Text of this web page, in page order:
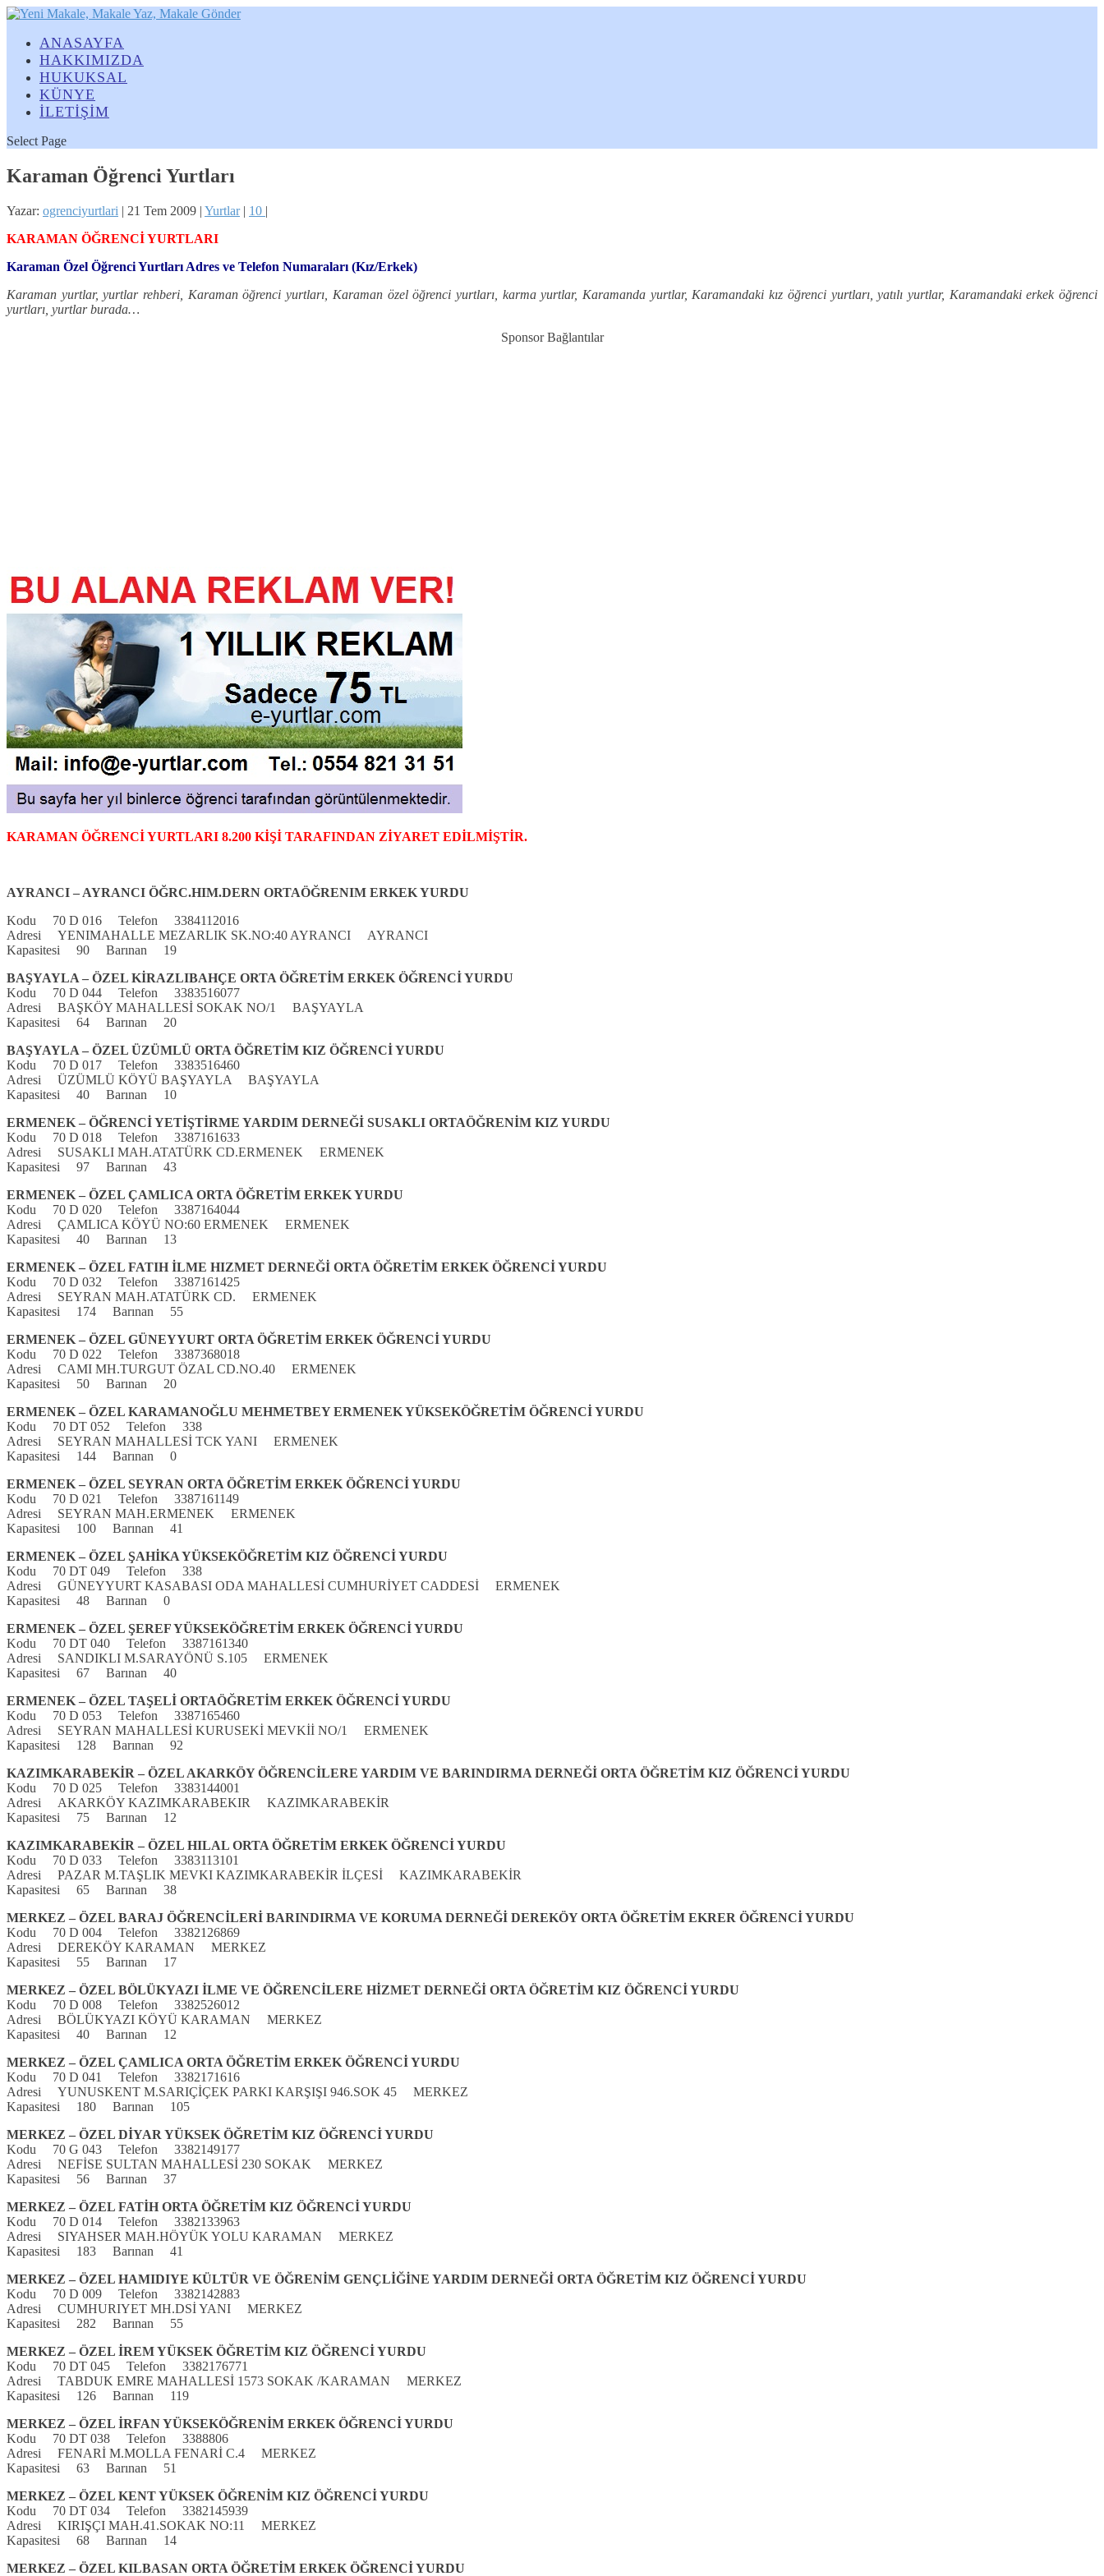
ANASAYFA
HAKKIMIZDA
HUKUKSAL
KÜNYE
İLETİŞİM
Select Page
Karaman Öğrenci Yurtları
Yazar: ogrenciyurtlari | 21 Tem 2009 | Yurtlar| 10 |
KARAMAN ÖĞRENCİ YURTLARI
Karaman Özel Öğrenci Yurtları Adres ve Telefon Numaraları (Kız/Erkek)
Karaman yurtlar, yurtlar rehberi, Karaman öğrenci yurtları, Karaman özel öğrenci yurtları, karma yurtlar, Karamanda yurtlar, Karamandaki kız öğrenci yurtları, yatılı yurtlar, Karamandaki erkek öğrenci
yurtları, yurtlar burada…
Sponsor Bağlantılar
KARAMAN ÖĞRENCİ YURTLARI 8.200 KİŞİ TARAFINDAN ZİYARET EDİLMİŞTİR.
AYRANCI – AYRANCI ÖĞRC.HIM.DERN ORTAÖĞRENIM ERKEK YURDU
Kodu 70 D 016 Telefon 3384112016
Adresi YENIMAHALLE MEZARLIK SK.NO:40 AYRANCI AYRANCI
Kapasitesi 90 Barınan 19
BAŞYAYLA – ÖZEL KİRAZLIBAHÇE ORTA ÖĞRETİM ERKEK ÖĞRENCİ YURDU
Kodu 70 D 044 Telefon 3383516077
Adresi BAŞKÖY MAHALLESİ SOKAK NO/1 BAŞYAYLA
Kapasitesi 64 Barınan 20
BAŞYAYLA – ÖZEL ÜZÜMLÜ ORTA ÖĞRETİM KIZ ÖĞRENCİ YURDU
Kodu 70 D 017 Telefon 3383516460
Adresi ÜZÜMLÜ KÖYÜ BAŞYAYLA BAŞYAYLA
Kapasitesi 40 Barınan 10
ERMENEK – ÖĞRENCİ YETİŞTİRME YARDIM DERNEĞİ SUSAKLI ORTAÖĞRENİM KIZ YURDU
Kodu 70 D 018 Telefon 3387161633
Adresi SUSAKLI MAH.ATATÜRK CD.ERMENEK ERMENEK
Kapasitesi 97 Barınan 43
ERMENEK – ÖZEL ÇAMLICA ORTA ÖĞRETİM ERKEK YURDU
Kodu 70 D 020 Telefon 3387164044
Adresi ÇAMLICA KÖYÜ NO:60 ERMENEK ERMENEK
Kapasitesi 40 Barınan 13
ERMENEK – ÖZEL FATIH İLME HIZMET DERNEĞİ ORTA ÖĞRETİM ERKEK ÖĞRENCİ YURDU
Kodu 70 D 032 Telefon 3387161425
Adresi SEYRAN MAH.ATATÜRK CD. ERMENEK
Kapasitesi 174 Barınan 55
ERMENEK – ÖZEL GÜNEYYURT ORTA ÖĞRETİM ERKEK ÖĞRENCİ YURDU
Kodu 70 D 022 Telefon 3387368018
Adresi CAMI MH.TURGUT ÖZAL CD.NO.40 ERMENEK
Kapasitesi 50 Barınan 20
ERMENEK – ÖZEL KARAMANOĞLU MEHMETBEY ERMENEK YÜKSEKÖĞRETİM ÖĞRENCİ YURDU
Kodu 70 DT 052 Telefon 338
Adresi SEYRAN MAHALLESİ TCK YANI ERMENEK
Kapasitesi 144 Barınan 0
ERMENEK – ÖZEL SEYRAN ORTA ÖĞRETİM ERKEK ÖĞRENCİ YURDU
Kodu 70 D 021 Telefon 3387161149
Adresi SEYRAN MAH.ERMENEK ERMENEK
Kapasitesi 100 Barınan 41
ERMENEK – ÖZEL ŞAHİKA YÜKSEKÖĞRETİM KIZ ÖĞRENCİ YURDU
Kodu 70 DT 049 Telefon 338
Adresi GÜNEYYURT KASABASI ODA MAHALLESİ CUMHURİYET CADDESİ ERMENEK
Kapasitesi 48 Barınan 0
ERMENEK – ÖZEL ŞEREF YÜKSEKÖĞRETİM ERKEK ÖĞRENCİ YURDU
Kodu 70 DT 040 Telefon 3387161340
Adresi SANDIKLI M.SARAYÖNÜ S.105 ERMENEK
Kapasitesi 67 Barınan 40
ERMENEK – ÖZEL TAŞELİ ORTAÖĞRETİM ERKEK ÖĞRENCİ YURDU
Kodu 70 D 053 Telefon 3387165460
Adresi SEYRAN MAHALLESİ KURUSEKİ MEVKİİ NO/1 ERMENEK
Kapasitesi 128 Barınan 92
KAZIMKARABEKİR – ÖZEL AKARKÖY ÖĞRENCİLERE YARDIM VE BARINDIRMA DERNEĞİ ORTA ÖĞRETİM KIZ ÖĞRENCİ YURDU
Kodu 70 D 025 Telefon 3383144001
Adresi AKARKÖY KAZIMKARABEKIR KAZIMKARABEKİR
Kapasitesi 75 Barınan 12
KAZIMKARABEKİR – ÖZEL HILAL ORTA ÖĞRETİM ERKEK ÖĞRENCİ YURDU
Kodu 70 D 033 Telefon 3383113101
Adresi PAZAR M.TAŞLIK MEVKI KAZIMKARABEKİR İLÇESİ KAZIMKARABEKİR
Kapasitesi 65 Barınan 38
MERKEZ – ÖZEL BARAJ ÖĞRENCİLERİ BARINDIRMA VE KORUMA DERNEĞİ DEREKÖY ORTA ÖĞRETİM EKRER ÖĞRENCİ YURDU
Kodu 70 D 004 Telefon 3382126869
Adresi DEREKÖY KARAMAN MERKEZ
Kapasitesi 55 Barınan 17
MERKEZ – ÖZEL BÖLÜKYAZI İLME VE ÖĞRENCİLERE HİZMET DERNEĞİ ORTA ÖĞRETİM KIZ ÖĞRENCİ YURDU
Kodu 70 D 008 Telefon 3382526012
Adresi BÖLÜKYAZI KÖYÜ KARAMAN MERKEZ
Kapasitesi 40 Barınan 12
MERKEZ – ÖZEL ÇAMLICA ORTA ÖĞRETİM ERKEK ÖĞRENCİ YURDU
Kodu 70 D 041 Telefon 3382171616
Adresi YUNUSKENT M.SARIÇİÇEK PARKI KARŞIŞI 946.SOK 45 MERKEZ
Kapasitesi 180 Barınan 105
MERKEZ – ÖZEL DİYAR YÜKSEK ÖĞRETİM KIZ ÖĞRENCİ YURDU
Kodu 70 G 043 Telefon 3382149177
Adresi NEFİSE SULTAN MAHALLESİ 230 SOKAK MERKEZ
Kapasitesi 56 Barınan 37
MERKEZ – ÖZEL FATİH ORTA ÖĞRETİM KIZ ÖĞRENCİ YURDU
Kodu 70 D 014 Telefon 3382133963
Adresi SIYAHSER MAH.HÖYÜK YOLU KARAMAN MERKEZ
Kapasitesi 183 Barınan 41
MERKEZ – ÖZEL HAMIDIYE KÜLTÜR VE ÖĞRENİM GENÇLİĞİNE YARDIM DERNEĞİ ORTA ÖĞRETİM KIZ ÖĞRENCİ YURDU
Kodu 70 D 009 Telefon 3382142883
Adresi CUMHURIYET MH.DSİ YANI MERKEZ
Kapasitesi 282 Barınan 55
MERKEZ – ÖZEL İREM YÜKSEK ÖĞRETİM KIZ ÖĞRENCİ YURDU
Kodu 70 DT 045 Telefon 3382176771
Adresi TABDUK EMRE MAHALLESİ 1573 SOKAK /KARAMAN MERKEZ
Kapasitesi 126 Barınan 119
MERKEZ – ÖZEL İRFAN YÜKSEKÖĞRENİM ERKEK ÖĞRENCİ YURDU
Kodu 70 DT 038 Telefon 3388806
Adresi FENARİ M.MOLLA FENARİ C.4 MERKEZ
Kapasitesi 63 Barınan 51
MERKEZ – ÖZEL KENT YÜKSEK ÖĞRENİM KIZ ÖĞRENCİ YURDU
Kodu 70 DT 034 Telefon 3382145939
Adresi KIRIŞÇI MAH.41.SOKAK NO:11 MERKEZ
Kapasitesi 68 Barınan 14
MERKEZ – ÖZEL KILBASAN ORTA ÖĞRETİM ERKEK ÖĞRENCİ YURDU